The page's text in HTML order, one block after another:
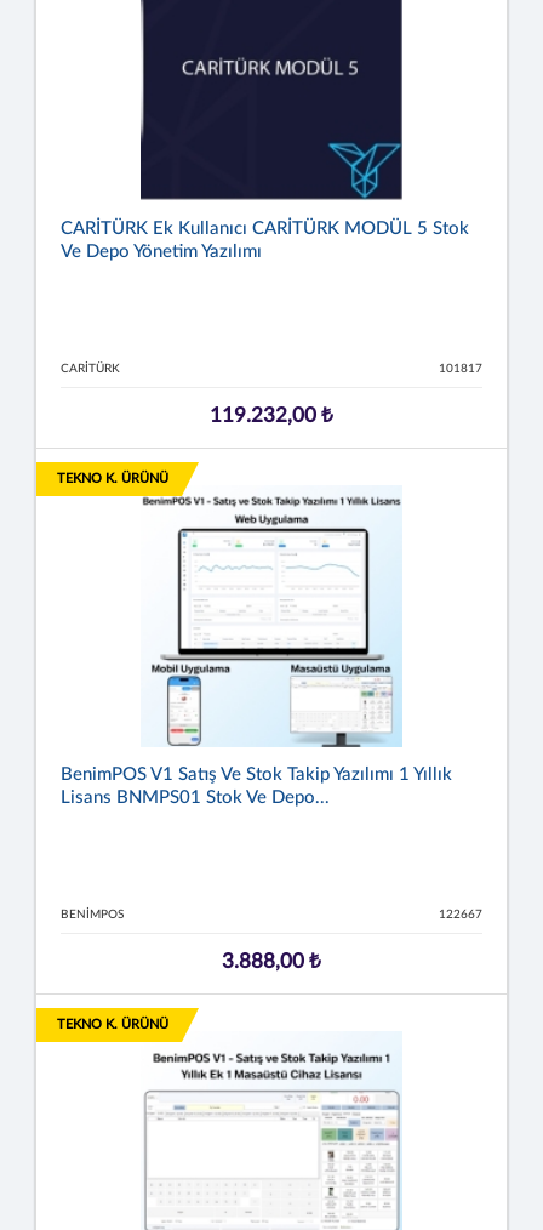
CARİTÜRK Ek Kullanıcı CARİTÜRK MODÜL 5 Stok
Ve Depo Yönetim Yazılımı
CARİTÜRK 101817
119.232,00 ₺
TEKNO K. ÜRÜNÜ
BenimPOS V1 Satış Ve Stok Takip Yazılımı 1 Yıllık
Lisans BNMPS01 Stok Ve Depo...
BENIMPOS 122667
3.888,00 ₺
TEKNO K. ÜRÜNÜ